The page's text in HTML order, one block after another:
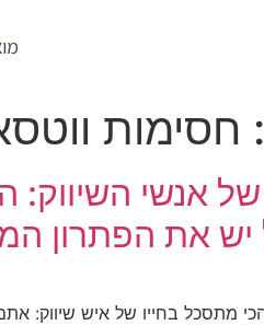
חסימות
יש את הפתרון
מתסכל בחייו של איש שיווק: